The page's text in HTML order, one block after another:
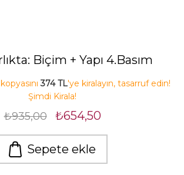
Biçim + Yapı 4.Basım
374 TL'ye kiralayın, tasarruf edin!
Şimdi Kirala!
₺935,00 ₺654,50
Sepete ekle